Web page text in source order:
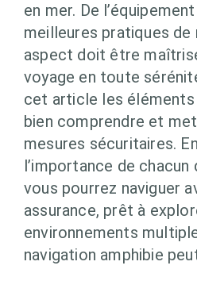
en mer. De
meilleures pratiques de
aspect doit être
voyage en toute
cet article les
bien comprendre et
mesures sécuritaires.
l’importance de
vous pourrez naviguer
assurance, prêt à
environnements
navigation amphibie